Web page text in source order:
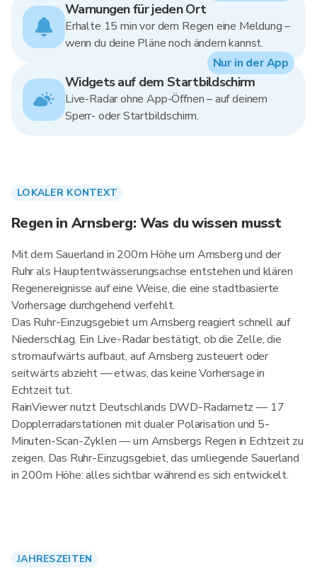
Warnungen für jeden Ort
Erhalte 15 min vor dem Regen eine Meldung –
wenn du deine Pläne noch ändern kannst.
Widgets auf dem Startbildschirm
Live-Radar ohne App-Öffnen – auf deinem
Sperr- oder Startbildschirm.
Nur in der App
LOKALER KONTEXT
Regen in Arnsberg: Was du wissen musst
Mit dem Sauerland in 200m Höhe um Arnsberg und der
Ruhr als Hauptentwässerungsachse entstehen und klären
Regenereignisse auf eine Weise, die eine stadtbasierte
Vorhersage durchgehend verfehlt.
Das Ruhr-Einzugsgebiet um Arnsberg reagiert schnell auf
Niederschlag. Ein Live-Radar bestätigt, ob die Zelle, die
stromaufwärts aufbaut, auf Arnsberg zusteuert oder
seitwärts abzieht — etwas, das keine Vorhersage in
Echtzeit tut.
RainViewer nutzt Deutschlands DWD-Radarnetz — 17
Dopplerradarstationen mit dualer Polarisation und 5-
Minuten-Scan-Zyklen — um Arnsbergs Regen in Echtzeit zu
zeigen. Das Ruhr-Einzugsgebiet, das umliegende Sauerland
in 200m Höhe: alles sichtbar während es sich entwickelt.
JAHRESZEITEN